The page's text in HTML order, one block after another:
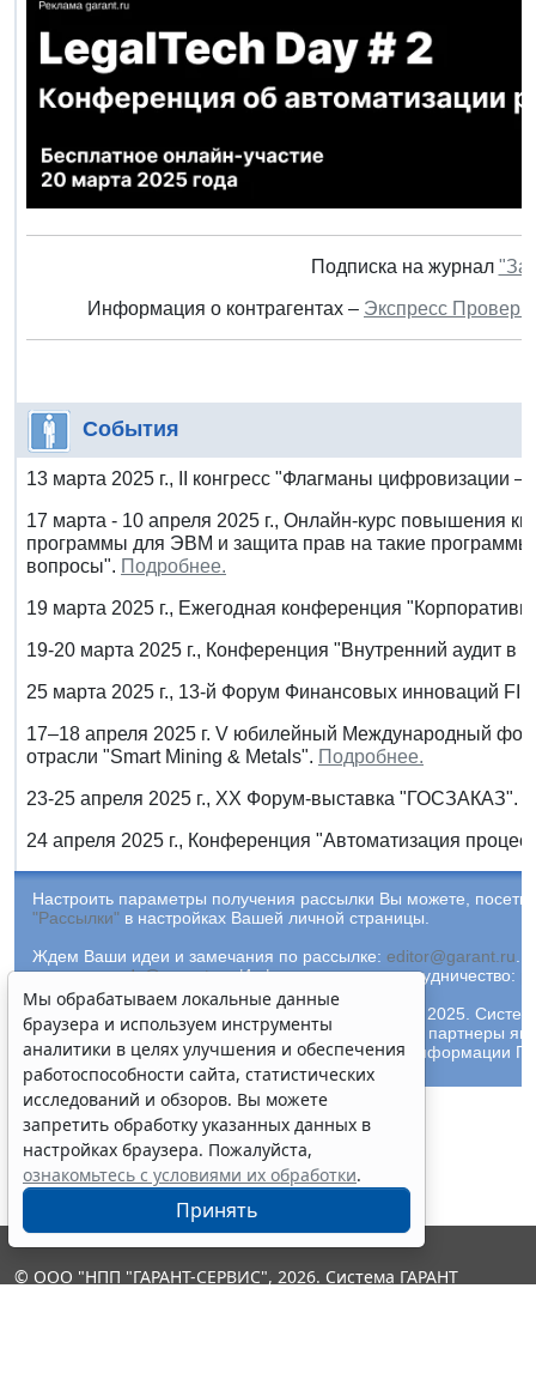
Подписка на журнал
Информация о контрагентах – Экспресс
События
13 марта 2025 г., II конгресс "Флагманы цифровизации
17 марта - 10 апреля 2025 г., Онлайн-курс повышения
программы для ЭВМ и защита прав на такие
вопросы". Подробнее.
19 марта 2025 г., Ежегодная конференция
19-20 марта 2025 г., Конференция "Внутренний аудит в
25 марта 2025 г., 13-й Форум Финансовых инноваций
17–18 апреля 2025 г. V юбилейный Международный
отрасли "Smart Mining & Metals". Подробнее.
23-25 апреля 2025 г., XX Форум-выставка "ГОСЗАКАЗ".
24 апреля 2025 г., Конференция "Автоматизация
Настроить параметры получения рассылки Вы можете,
"Рассылки" в настройках Вашей личной страницы.
Ждем Ваши идеи и замечания по рассылке: editor@garant.ru
рассылке:adv@garant.ru. Информационное сотрудничество:
© ООО "НПП "ГАРАНТ-СЕРВИС-УНИВЕРСИТЕТ", 2025.
выпускается с 1990 года. Компания "Гарант" и ее партнеры
участниками Российской ассоциации правовой информации
Мы обрабатываем локальные данные
браузера и используем инструменты
аналитики в целях улучшения и обеспечения
работоспособности сайта, статистических
исследований и обзоров. Вы можете
запретить обработку указанных данных в
настройках браузера. Пожалуйста,
ознакомьтесь с условиями их обработки.
Принять
© ООО "НПП "ГАРАНТ-СЕРВИС", 2026. Система ГАРАНТ